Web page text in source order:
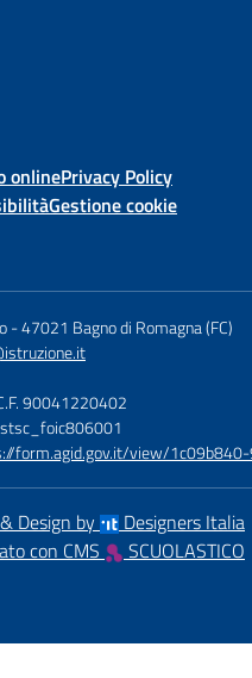
onlinePrivacy Policy
Gestione cookie
-47021 Bagno di Romagna (FC)
90041220402
form.agid.gov.it/view/
Design by
Designers Italia
con CMS
SCUOLASTICO